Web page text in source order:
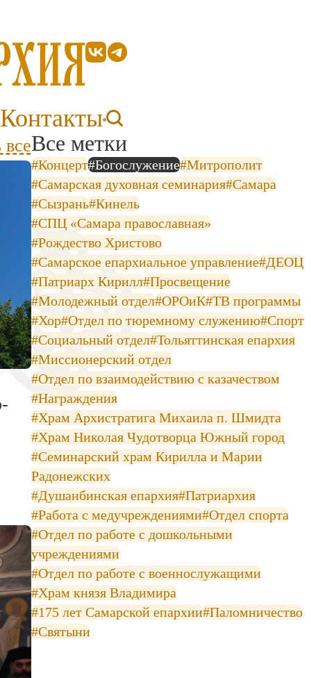
Контакты
всеВсе метки
#Концерт#Богослужение#Митрополит
#Самарская духовная семинария#Самара
#Сызрань#Кинель
#СПЦ «Самара православная»
#Рождество Христово
#Самарское епархиальное управление#ДЕОЦ
#Патриарх Кирилл#Просвещение
#Молодежный отдел#ОРОиК#ТВ программы
#Хор#Отдел по тюремному служению#Спорт
#Социальный отдел#Тольяттинская епархия
#Миссионерский отдел
#Отдел по взаимодействию с казачеством
#Награждения
#Храм Архистратига Михаила п. Шмидта
#Храм Николая Чудотворца Южный город
#Семинарский храм Кирилла и Марии
Радонежских
#Душанбинская епархия#Патриархия
#Работа с медучреждениями#Отдел спорта
#Отдел по работе с дошкольными
учреждениями
#Отдел по работе с военнослужащими
#Храм князя Владимира
#175 лет Самарской епархии#Паломничество
#Святыни